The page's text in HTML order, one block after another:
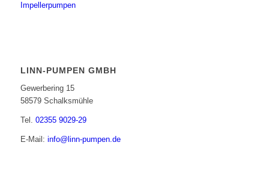
Impellerpumpen
LINN-PUMPEN GMBH
Gewerbering 15
58579 Schalksmühle
Tel. 02355 9029-29
E-Mail: info@linn-pumpen.de